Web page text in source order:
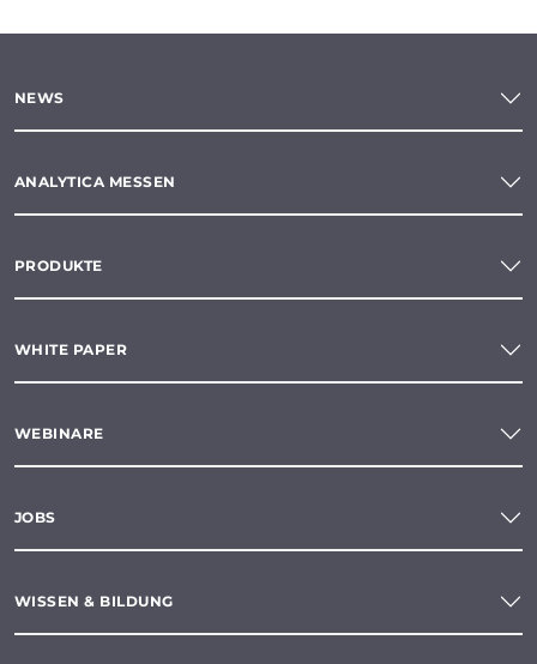
NEWS
ANALYTICA MESSEN
PRODUKTE
WHITE PAPER
WEBINARE
JOBS
WISSEN & BILDUNG